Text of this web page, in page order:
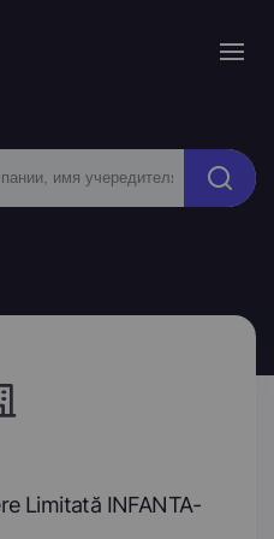
Limitată INFANTA-